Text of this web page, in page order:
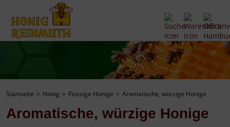
Startseite Honig Flüssige Honige Aromatische, würzige Honige
Aromatische, würzige Honige